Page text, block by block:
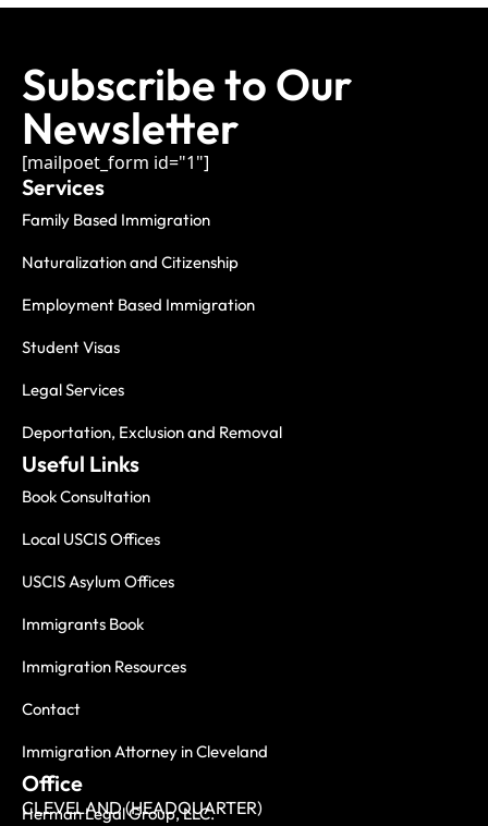
Subscribe to Our
Newsletter
[mailpoet_form id="1"]
Services
Family Based Immigration
Naturalization and Citizenship
Employment Based Immigration
Student Visas
Legal Services
Deportation, Exclusion and Removal
Useful Links
Book Consultation
Local USCIS Offices
USCIS Asylum Offices
Immigrants Book
Immigration Resources
Contact
Immigration Attorney in Cleveland
Office
CLEVELAND (HEADQUARTER)
Herman Legal Group, LLC.